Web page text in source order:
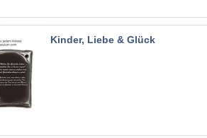
Kinder, Liebe & Glück